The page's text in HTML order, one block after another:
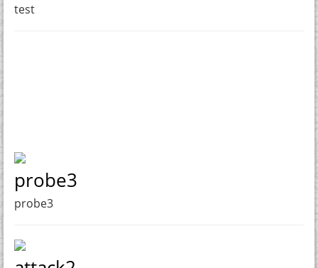
test
probe3
probe3